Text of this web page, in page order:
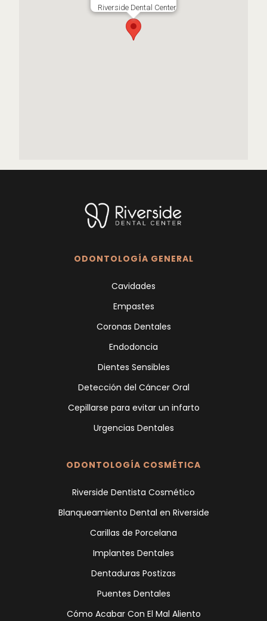
Riverside Dental Center
ODONTOLOGÍA GENERAL
Cavidades
Empastes
Coronas Dentales
Endodoncia
Dientes Sensibles
Detección del Cáncer Oral
Cepillarse para evitar un infarto
Urgencias Dentales
ODONTOLOGÍA COSMÉTICA
Riverside Dentista Cosmético
Blanqueamiento Dental en Riverside
Carillas de Porcelana
Implantes Dentales
Dentaduras Postizas
Puentes Dentales
Cómo Acabar Con El Mal Aliento